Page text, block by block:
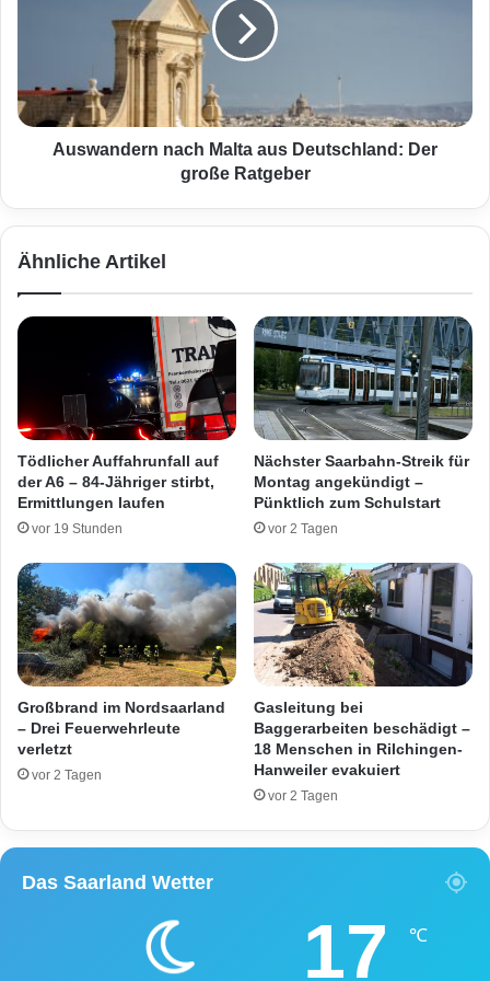
s
–
r
e
e
e
m
u
n
d
v
e
r
e
t
e
r
M
t
s
e
u
c
h
l
a
n
d
:
e
r
Auswandern nach Malta aus Deutschland: Der
große Ratgeber
Ähnliche Artikel
Tödlicher Auffahrunfall auf
der A6 – 84-Jähriger stirbt,
Ermittlungen laufen
vor 19 Stunden
Nächster Saarbahn-Streik für
Montag angekündigt –
Pünktlich zum Schulstart
vor 2 Tagen
Großbrand im Nordsaarland
– Drei Feuerwehrleute
verletzt
vor 2 Tagen
Gasleitung bei
Baggerarbeiten beschädigt –
18 Menschen in Rilchingen-
Hanweiler evakuiert
vor 2 Tagen
Das Saarland Wetter
17 ℃